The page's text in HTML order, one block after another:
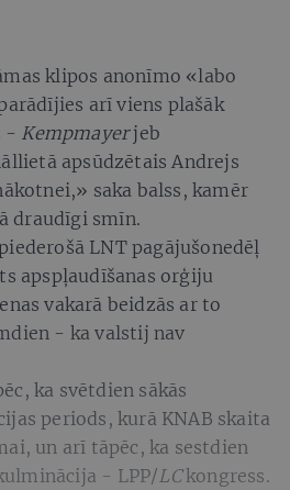
klipos anonīmo «labo
arī viens plašāk
- Kempmayerjeb
apsūdzētais Andrejs
saka balss, kamēr
draudīgi smīn.
LNT pagājušonedēļ
apspļaudīšanas orģiju
vakarā beidzās ar to
- ka valstij nav
ka svētdien sākās
periods, kurā KNAB skaita
un arī tāpēc, ka sestdien
- LPP/LCkongress.